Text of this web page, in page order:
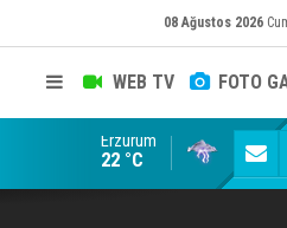
08 Ağustos 2026
WEB TV FOTO
ADALET BAKANI
Erzurum
22 °C